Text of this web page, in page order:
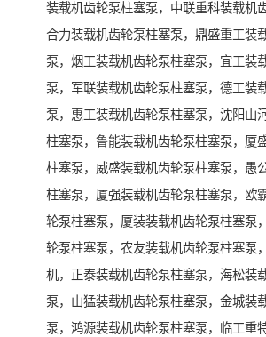
装载机齿轮泵柱塞泵，中联重科装载机
合力装载机齿轮泵柱塞泵，鼎盛重工装
泵，烟工装载机齿轮泵柱塞泵，宜工装
泵，军联装载机齿轮泵柱塞泵，德工装
泵，惠工装载机齿轮泵柱塞泵，沈阳山
柱塞泵，鲁能装载机齿轮泵柱塞泵，厦
柱塞泵，威盛装载机齿轮泵柱塞泵，愚
柱塞泵，厦强装载机齿轮泵柱塞泵，欧
轮泵柱塞泵，厦装装载机齿轮泵柱塞泵
轮泵柱塞泵，农友装载机齿轮泵柱塞泵
机，正泰装载机齿轮泵柱塞泵，海松装
泵，山猛装载机齿轮泵柱塞泵，金城装
泵，鸿源装载机齿轮泵柱塞泵，临工重